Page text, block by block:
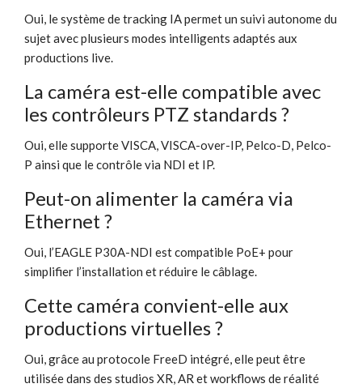
Oui, le système de tracking IA permet un suivi autonome du
sujet avec plusieurs modes intelligents adaptés aux
productions live.
La caméra est-elle compatible avec
les contrôleurs PTZ standards ?
Oui, elle supporte VISCA, VISCA-over-IP, Pelco-D, Pelco-
P ainsi que le contrôle via NDI et IP.
Peut-on alimenter la caméra via
Ethernet ?
Oui, l’EAGLE P30A-NDI est compatible PoE+ pour
simplifier l’installation et réduire le câblage.
Cette caméra convient-elle aux
productions virtuelles ?
Oui, grâce au protocole FreeD intégré, elle peut être
utilisée dans des studios XR, AR et workflows de réalité